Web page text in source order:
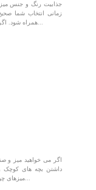
جذابیت رنگ و جنس میز
زمانی انتخاب شما
همراه شود. اگر خانواده ی شلوغی هستید یا همیشه مهمان دارید و به میز...
اگر می خواهید میز و
داشتن بچه های کوچک و
میزهای چوبی (چوب هایی مثل گردو، افرا، روس و ...) بهترین گزینه...